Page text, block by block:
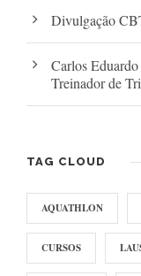
Divulgação
Carlos
Treinador de
TAG CLOUD
AQUATHLON
CURSOS